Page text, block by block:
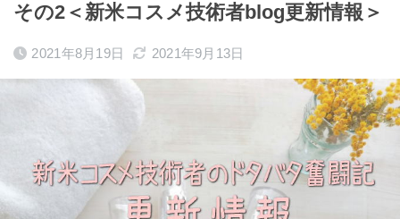
その2＜新米コスメ技術者blog更新情報＞
2021年8月19日 2021年9月13日